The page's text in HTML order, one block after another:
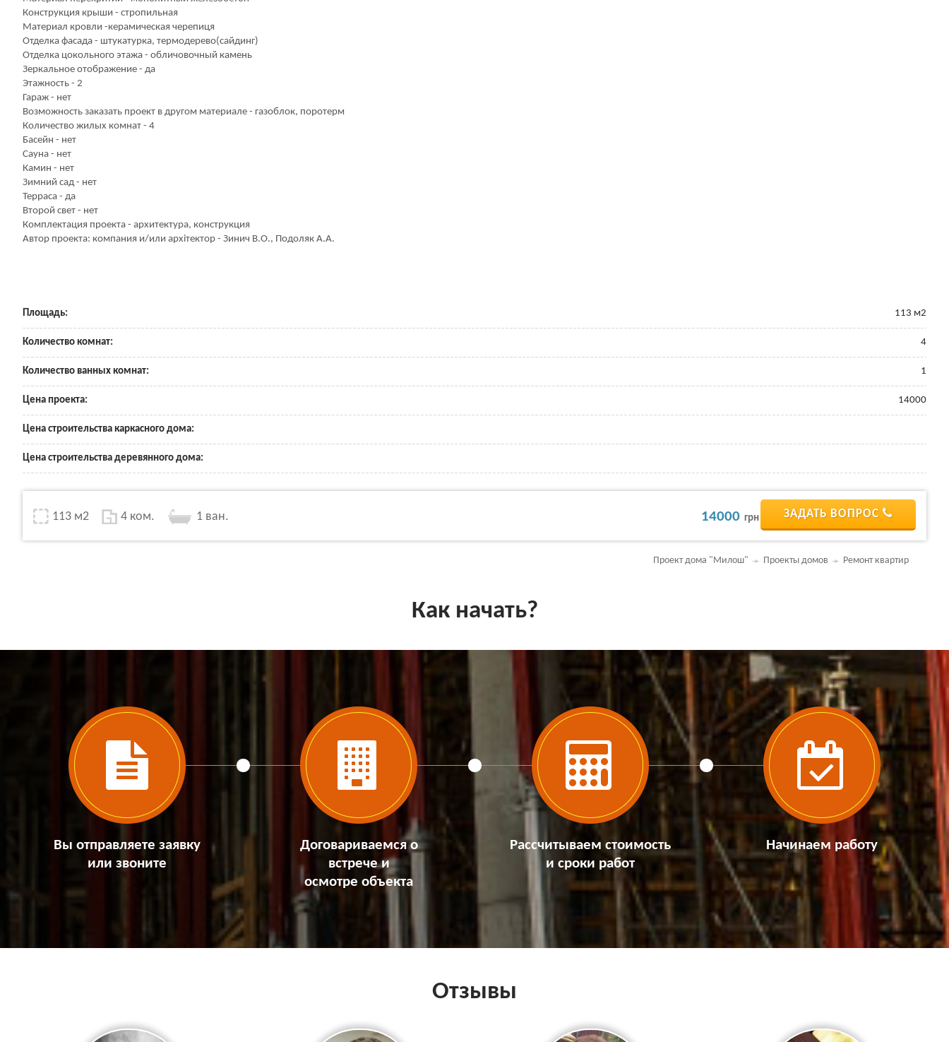
Конструкция крыши - стропильная
Материал кровли -керамическая черепиця
Отделка фасада - штукатурка, термодерево(сайдинг)
Отделка цокольного этажа - обличовочный камень
Зеркальное отображение - да
Этажность - 2
Гараж - нет
Возможность заказать проект в другом материале - газоблок, поротерм
Количество жилых комнат - 4
Басейн - нет
Сауна - нет
Камин - нет
Зимний сад - нет
Терраса - да
Второй свет - нет
Комплектация проекта - архитектура, конструкция
Автор проекта: компания и/или архітектор - Зинич В.О., Подоляк А.А.
Площадь: 113 м2
Количество комнат: 4
Количество ванных комнат: 1
Цена проекта: 14000
Цена строительства каркасного дома:
Цена строительства деревянного дома:
113 м2 4 ком. 1 ван. 14000 грн ЗАДАТЬ ВОПРОС
Ремонт квартир
Проекты домов
Проект дома "Милош"
Как начать?
Вы отправляете заявку
или звоните
Договариваемся о
встрече и
осмотре объекта
Рассчитываем стоимость
и сроки работ
Начинаем работу
Отзывы